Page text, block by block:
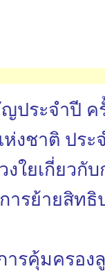
ระจำปี ค
งชาติ ประ
ใยเกี่ยวกั
ารย้ายสิท
รคุ้มครอง